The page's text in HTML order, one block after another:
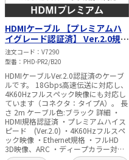
HDMIケーブル 【プレミアムハ
イグレード認証済】 Ver.2.0規格
2m
注文コード
V7290
型番
PHD-PR2/B20
HDMIケーブルVer.2.0認証済のケーブ
ルです。 18Gbps高速伝送に対応し、
4K60Hzフルスペック映像にも対応し
ています（コネクタ：タイプA）。 長
さ 2m ケーブル色:ブラック 詳細 ・
HDMI規格認証済 ・プレミアムハイス
ピード (Ver.2.0) ・4K60Hzフルスペ
ック映像 ・Ethernet規格 ・フルHD
3D映像、ARC ・ディープカラー対応
・CEC(各社リンク機能) ・HEAC ・ケ